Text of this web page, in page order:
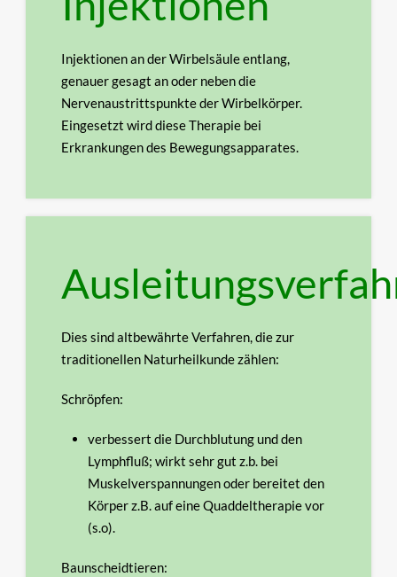
Injektionen an der Wirbelsäule entlang,
genauer gesagt an oder neben die
Nervenaustrittspunkte derWirbelkörper.
Eingesetzt wird diese Therapie bei
Erkrankungen des Bewegungsapparates.
Dies sind altbewährte Verfahren, die zur
traditionellen Naturheilkunde zählen:
Schröpfen:
verbessert die Durchblutung und den
Lymphfluß; wirkt sehr gut z.b. bei
Muskelverspannungenoder bereitet den
Körper z.B. auf eine Quaddeltherapie vor
(s.o).
Baunscheidtieren: